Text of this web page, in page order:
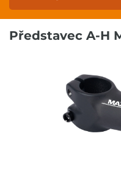
Představec A-H